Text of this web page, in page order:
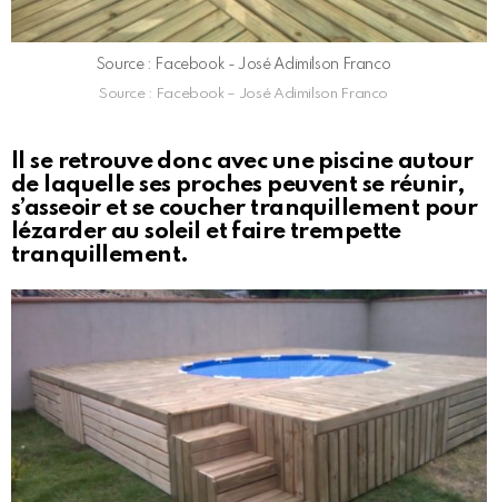
Source : Facebook - José Adimilson Franco
Source : Facebook – José Adimilson Franco
Il se retrouve donc avec une piscine autour
de laquelle ses proches peuvent se réunir,
s’asseoir et se coucher tranquillement pour
lézarder au soleil et faire trempette
tranquillement.